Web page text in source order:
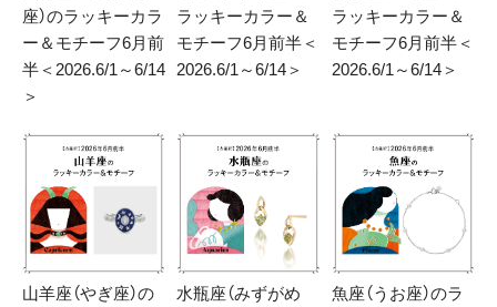
座）のラッキーカラ
ー＆モチーフ6月前
半＜2026.6/1～6/14
＞
ラッキーカラー＆
モチーフ6月前半＜
2026.6/1～6/14＞
ラッキーカラー＆
モチーフ6月前半＜
2026.6/1～6/14＞
山羊座（やぎ座）の
水瓶座（みずがめ
魚座（うお座）のラ